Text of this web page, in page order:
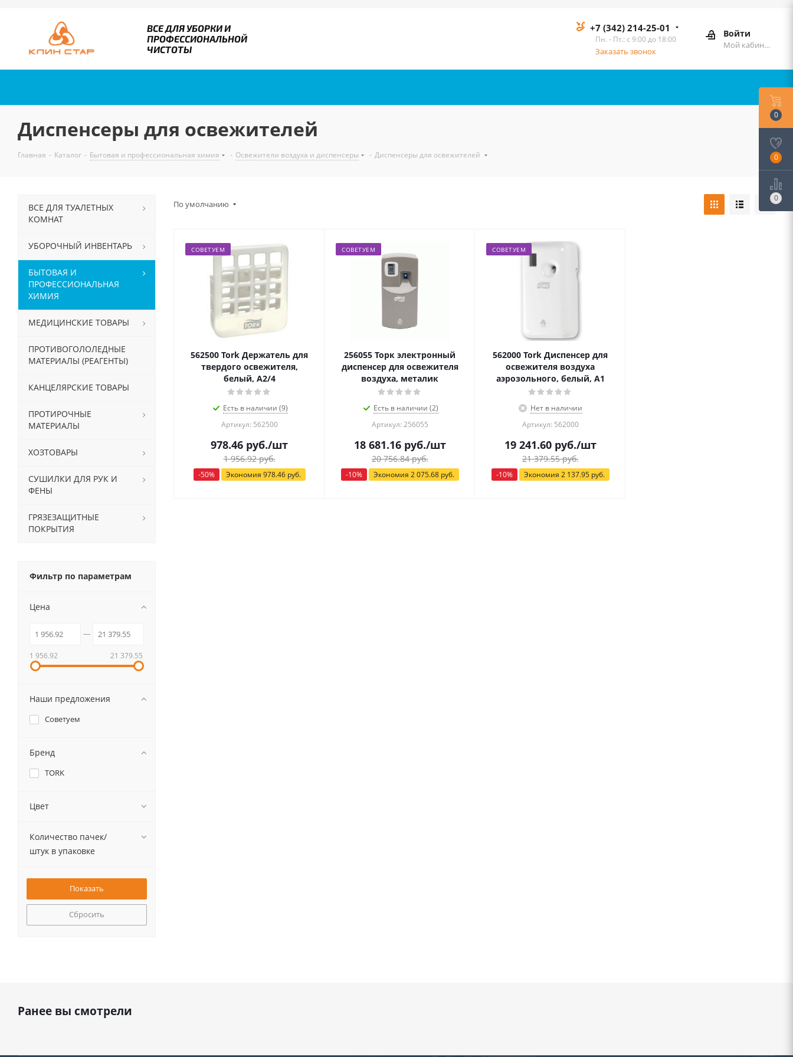
ВСЕ ДЛЯ УБОРКИ И
ПРОФЕССИОНАЛЬНОЙ
ЧИСТОТЫ
Войти
Мой кабинет
+7 (342) 214-25-01
Пн. - Пт.: с 9:00 до 18:00
Заказать звонок
Диспенсеры для освежителей
Главная - Каталог - Бытовая и профессиональная химия - Освежители воздуха и диспенсеры - Диспенсеры для освежителей
По умолчанию
СОВЕТУЕМ
562500 Tork Держатель для
твердого освежителя,
белый, А2/4
Есть в наличии (9)
Артикул: 562500
978.46 руб./шт
1 956.92руб.
-50% Экономия 978.46руб.
СОВЕТУЕМ
256055 Торк электронный
диспенсер для освежителя
воздуха, металик
Есть в наличии (2)
Артикул: 256055
18 681.16руб./шт
20 756.84руб.
-10% Экономия 2 075.68руб.
СОВЕТУЕМ
562000 Tork Диспенсер для
освежителя воздуха
аэрозольного, белый, А1
Нет в наличии
Артикул: 562000
19 241.60руб./шт
21 379.55руб.
-10% Экономия 2 137.95руб.
ВСЕ ДЛЯ ТУАЛЕТНЫХ
КОМНАТ
УБОРОЧНЫЙ ИНВЕНТАРЬ
БЫТОВАЯ И
ПРОФЕССИОНАЛЬНАЯ
ХИМИЯ
МЕДИЦИНСКИЕ ТОВАРЫ
ПРОТИВОГОЛОЛЕДНЫЕ
МАТЕРИАЛЫ (РЕАГЕНТЫ)
КАНЦЕЛЯРСКИЕ ТОВАРЫ
ПРОТИРОЧНЫЕ
МАТЕРИАЛЫ
ХОЗТОВАРЫ
СУШИЛКИ ДЛЯ РУК И
ФЕНЫ
ГРЯЗЕЗАЩИТНЫЕ
ПОКРЫТИЯ
Фильтр по параметрам
Цена
1 956.92 21 379.55
Наши предложения
Советуем
Бренд
TORK
Цвет
Количество пачек/
штук в упаковке
Сбросить
Ранее вы смотрели
0
0
0